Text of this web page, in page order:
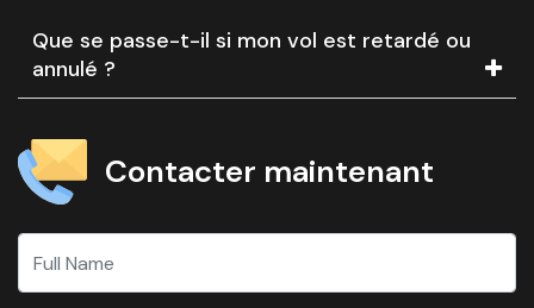
Que se passe-t-il si mon vol est retardé ou
annulé ?
Contacter maintenant